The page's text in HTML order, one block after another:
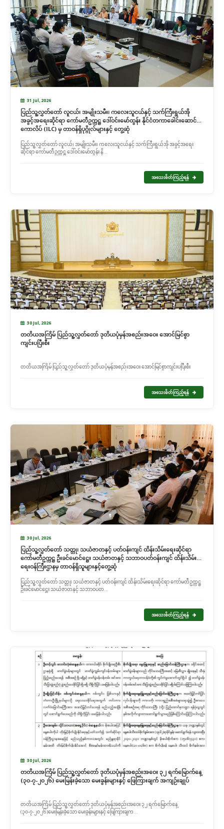
31 Jul, 2026
ပြည်သူ့လွှတ်တော် လူငယ်၊ အမျိုးသမီး၊ ကလေးသူငယ်နှင့် သက်ကြီးရွယ်အို
အခွင့်အရေးဆိုင်ရာ ကော်မတီဥက္ကဋ္ဌ ဒေါ်ဝင်းမော်ထွန်း နိုင်ငံတကာခေါင်းဆောင်မှု
ကောလိပ် (ILC) မှ တာဝန်ရှိပုဂ္ဂိုလ်များနှင့် တွေ့ဆုံ
ပြည်သူ့လွှတ်တော် လူငယ်၊ အမျိုးသမီး၊ ကလေးသူငယ်နှင့် သက်ကြီးရွယ်အို အခွင့်အရေး
ဆိုင်ရာ ကော်မတီဥက္ကဋ္ဌ ဒေါ်ဝင်းမော်ထွန်း နိ...
အသေးစိတ်ကြည့်ရန်
30 Jul, 2026
တတိယအကြိမ် ပြည်သူ့လွှတ်တော် ဒုတိယပုံမှန်အစည်းအဝေး အောင်မြင်စွာ
ကျင်းပပြီးစီး
တတိယအကြိမ် ပြည်သူ့လွှတ်တော် ဒုတိယပုံမှန်အစည်းအဝေး အောင်မြင်စွာကျင်းပပြီးစီး
အသေးစိတ်ကြည့်ရန်
30 Jul, 2026
ပြည်သူ့လွှတ်တော် သတ္တု၊ သယံဇာတနှင့် ပတ်ဝန်းကျင် ထိန်းသိမ်းရေးဆိုင်ရာ
ကော်မတီဥက္ကဋ္ဌ ဦးခင်မောင်ဋ္ဌေး သယံဇာတနှင့် သဘာဝပတ်ဝန်းကျင် ထိန်းသိမ်း
ရေးဝန်ကြီးဌာနမှ တာဝန်ရှိသူများနှင့်တွေ့ဆုံ
ပြည်သူ့လွှတ်တော် သတ္တု၊ သယံဇာတနှင့် ပတ်ဝန်းကျင် ထိန်းသိမ်းရေးဆိုင်ရာ ကော်မတီဥက္ကဋ္ဌ
ဦးခင်မောင်ဋ္ဌေး သယံဇာတနှင့် သဘာဝပတ...
အသေးစိတ်ကြည့်ရန်
30 Jul, 2026
တတိယအကြိမ် ပြည်သူ့လွှတ်တော် ဒုတိယပုံမှန်အစည်းအဝေး ၃၂ ရက်မြောက်နေ့
(၃၀-၇-၂၀၂၆) မေးမြန်းခဲ့သော မေးခွန်းများနှင့် ဖြေကြားချက် အကျဉ်းချုပ်
တတိယအကြိမ် ပြည်သူ့လွှတ်တော် ဒုတိယပုံမှန်အစည်းအဝေး ၃၂ ရက်မြောက်နေ့
(၃၀-၇-၂၀၂၆)မေးမြန်းခဲ့သော မေးခွန်းများနှင့် ဖြေကြားချက...